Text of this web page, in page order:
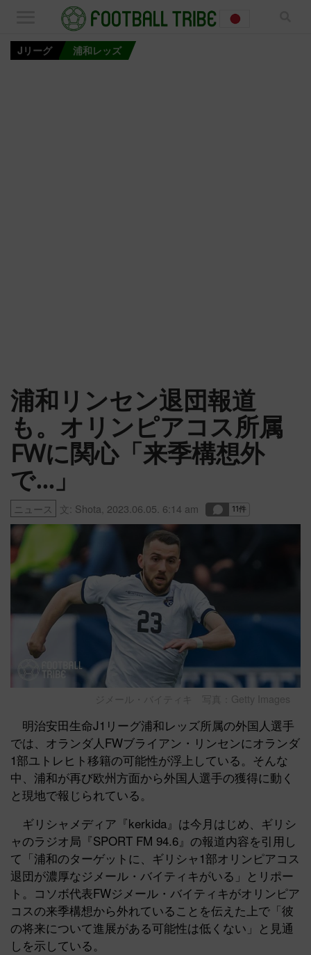
Jリーグ 浦和レッズ
浦和リンセン退団報道
も。オリンピアコス所属
FWに関心「来季構想外
で…」
ニュース 文: Shota 2023.06.05. 6:14 am
ジメール・バイティキ 写真：Getty Images
明治安田生命J1リーグ浦和レッズ所属の外国人選手
では、オランダ人FWブライアン・リンセンにオランダ
1部ユトレヒト移籍の可能性が浮上している。そんな
中、浦和が再び欧州方面から外国人選手の獲得に動く
と現地で報じられている。
ギリシャメディア『kerkida』は今月はじめ、ギリシ
ャのラジオ局『SPORT FM 94.6』の報道内容を引用し
て「浦和のターゲットに、ギリシャ1部オリンピアコス
退団が濃厚なジメール・バイティキがいる」とリポー
ト。コソボ代表FWジメール・バイティキがオリンピア
コスの来季構想から外れていることを伝えた上で「彼
の将来について進展がある可能性は低くない」と見通
しを示している。